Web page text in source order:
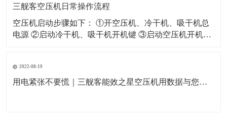
节能、省电、低噪音等特点。例如
三舰客空压机日常操作流程
空压机启动步骤如下： ①开空压机、冷干机、吸干机总
电源 ②启动冷干机、吸干机开机键 ③启动空压机开机键
关闭空压机及冷干机、吸干机总电源 空压机日常作业指
导如下： ①每天开机
2022-08-19
用电紧张不要慌｜三舰客能效之星空压机用数据与您一起节能省电